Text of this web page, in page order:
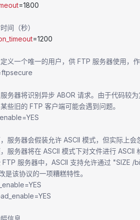
=1800
间（秒）
=1200
义一个唯一的用户，供 FTP 服务器使用，
务器将识别异步 ABOR 请求。由于代码较
些旧的 FTP 客户端可能会遇到问题。
服务器会假装允许 ASCII 模式，但实际上会
服务器将在 ASCII 模式下对文件进行 ASCII
服务器中，ASCII 支持允许通过 "SIZE
是该协议的一项糟糕特性。
信息